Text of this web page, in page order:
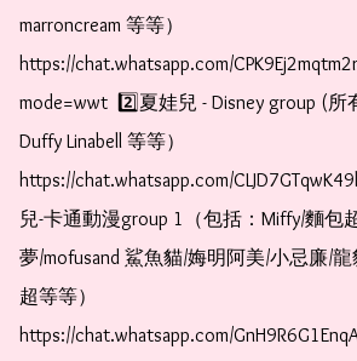
marroncream 等等）
https://chat.whatsapp.com/
mode=wwt  2️⃣夏娃兒 - Disney group (
Duffy Linabell 等等）
https://chat.whatsapp.com/
兒-卡通動漫group 1（包括：Miffy/麵包
夢/mofusand 鯊魚貓/娒明阿美/小忌廉/龍
超等等）
https://chat.whatsapp.com/